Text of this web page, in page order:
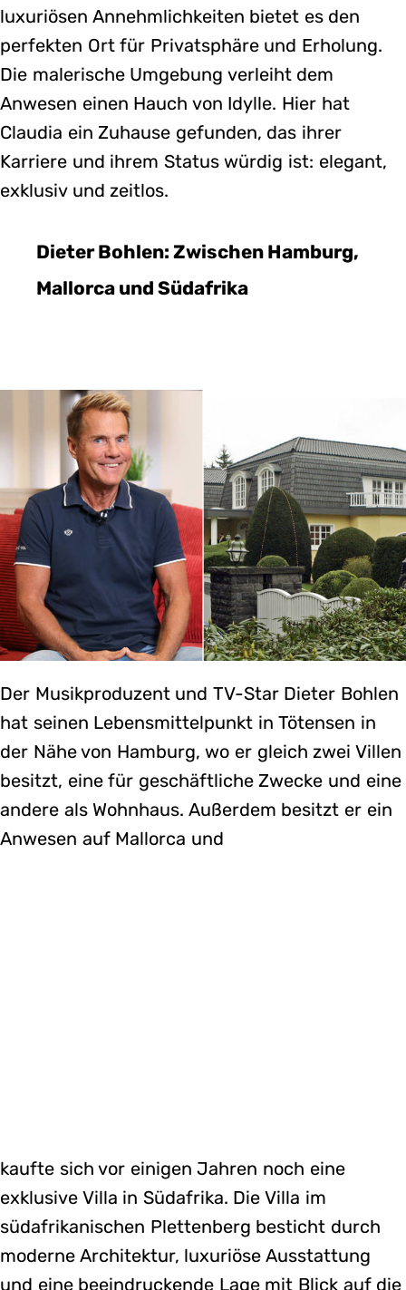
luxuriösen Annehmlichkeiten bietet es den
perfekten Ort für Privatsphäre und Erholung.
Die malerische Umgebung verleiht dem
Anwesen einen Hauch von Idylle. Hier hat
Claudia ein Zuhause gefunden, das ihrer
Karriere und ihrem Status würdig ist: elegant,
exklusiv und zeitlos.
Dieter Bohlen: Zwischen Hamburg,
Mallorca und Südafrika
Der Musikproduzent und TV-Star Dieter Bohlen
hat seinen Lebensmittelpunkt in Tötensen in
der Nähe von Hamburg, wo er gleich zwei Villen
besitzt, eine für geschäftliche Zwecke und eine
andere als Wohnhaus. Außerdem besitzt er ein
Anwesen auf Mallorca und
kaufte sich vor einigen Jahren noch eine
exklusive Villa in Südafrika. Die Villa im
südafrikanischen Plettenberg besticht durch
moderne Architektur, luxuriöse Ausstattung
und eine beeindruckende Lage mit Blick auf die